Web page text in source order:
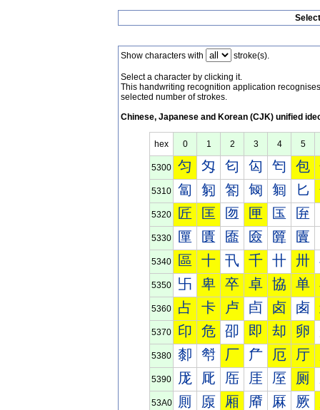
Show characters with stroke(s).
Select a character by clicking it.
This handwriting recognition application
selected number of strokes.
Chinese, Japanese and Korean (CJK) unified
hex 0 1 2 3 4 5
5300 匀 匁 匂 匃 匄 包
5310 匐 匑 匒 匓 匔 匕
5320 匠 匡 匢 匣 匤 匥
5330 匰 匱 匲 匳 匴 匵
5340 區 十 卂 千 卄 卅
5350 卐 卑 卒 卓 協 单
5360 占 卡 卢 卣 卤 卥
5370 印 危 卲 即 却 卵
5380 厀 厁 厂 厃 厄 厅
5390 厐 厑 厒 厓 厔 厕
53A0 厠 厡 厢 厣 厤 厥